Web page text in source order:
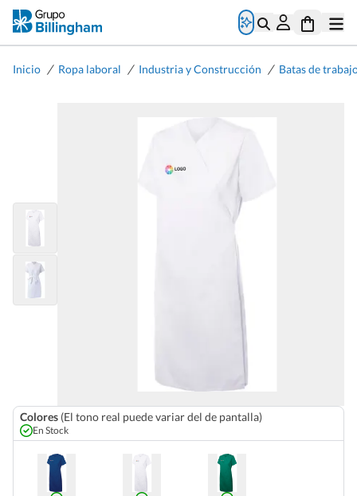
Inicio / Ropa laboral / Industria y Construcción / Batas de
Colores (El tono real puede variar del de pantalla)
En Stock